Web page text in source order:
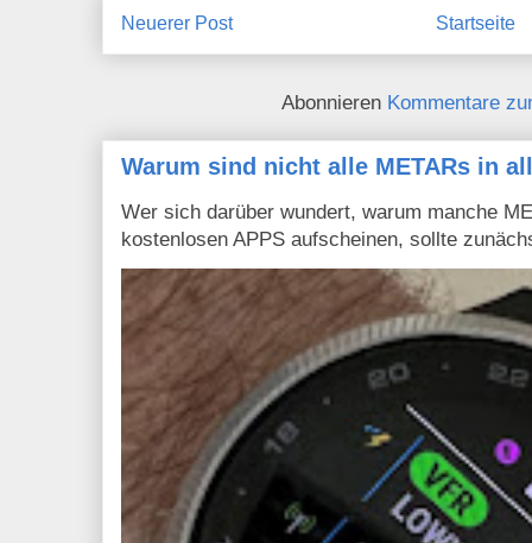
Neuerer Post Startseite
Abonnieren Kommentare
Warum sind nicht alle METARs in
Wer sich darüber wundert, warum manche
kostenlosen APPS aufscheinen, sollte